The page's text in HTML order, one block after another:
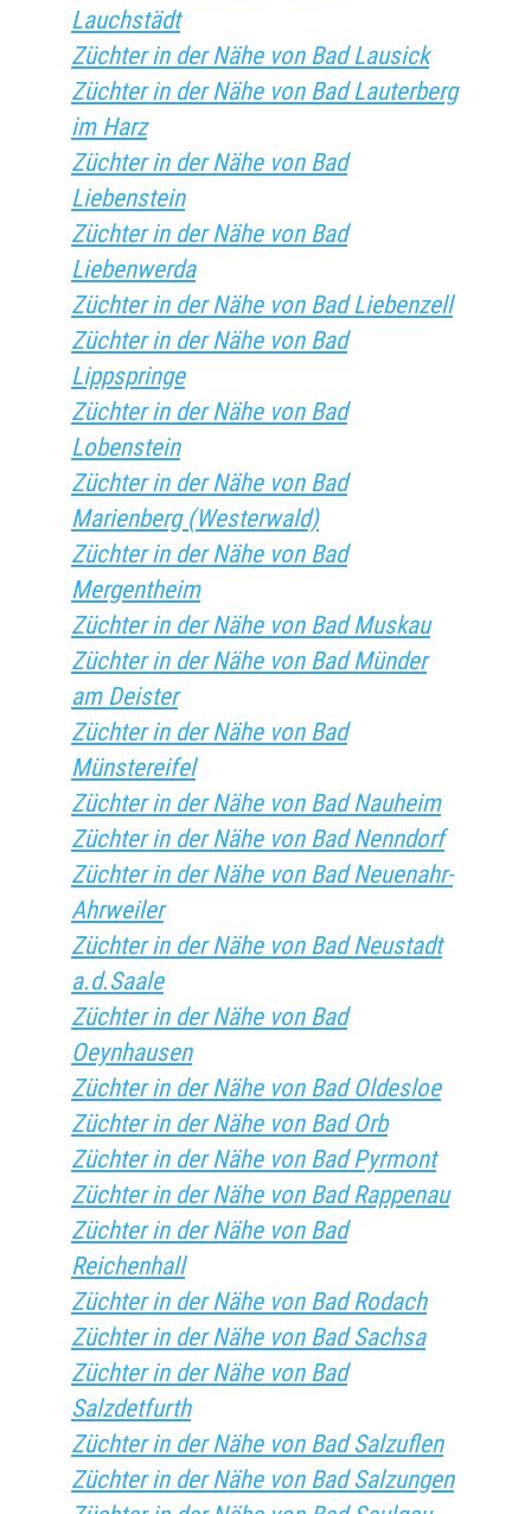
Lauchstädt
Züchter in der Nähe von Bad Lausick
Züchter in der Nähe von Bad Lauterberg
im Harz
Züchter in der Nähe von Bad
Liebenstein
Züchter in der Nähe von Bad
Liebenwerda
Züchter in der Nähe von Bad Liebenzell
Züchter in der Nähe von Bad
Lippspringe
Züchter in der Nähe von Bad
Lobenstein
Züchter in der Nähe von Bad
Marienberg (Westerwald)
Züchter in der Nähe von Bad
Mergentheim
Züchter in der Nähe von Bad Muskau
Züchter in der Nähe von Bad Münder
am Deister
Züchter in der Nähe von Bad
Münstereifel
Züchter in der Nähe von Bad Nauheim
Züchter in der Nähe von Bad Nenndorf
Züchter in der Nähe von Bad Neuenahr-
Ahrweiler
Züchter in der Nähe von Bad Neustadt
a.d.Saale
Züchter in der Nähe von Bad
Oeynhausen
Züchter in der Nähe von Bad Oldesloe
Züchter in der Nähe von Bad Orb
Züchter in der Nähe von Bad Pyrmont
Züchter in der Nähe von Bad Rappenau
Züchter in der Nähe von Bad
Reichenhall
Züchter in der Nähe von Bad Rodach
Züchter in der Nähe von Bad Sachsa
Züchter in der Nähe von Bad
Salzdetfurth
Züchter in der Nähe von Bad Salzuflen
Züchter in der Nähe von Bad Salzungen